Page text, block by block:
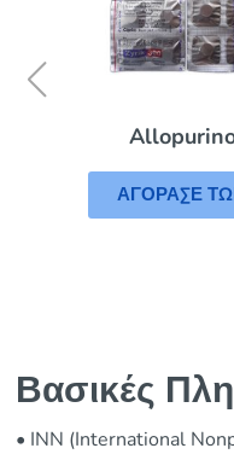
ΑΓΟΡΑΣΕ
Βασικές
• INN (International